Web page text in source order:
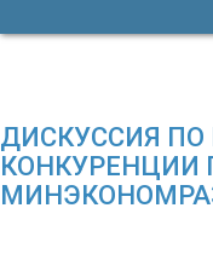
ДИСКУССИЯ
КОНКУРЕНЦИИ